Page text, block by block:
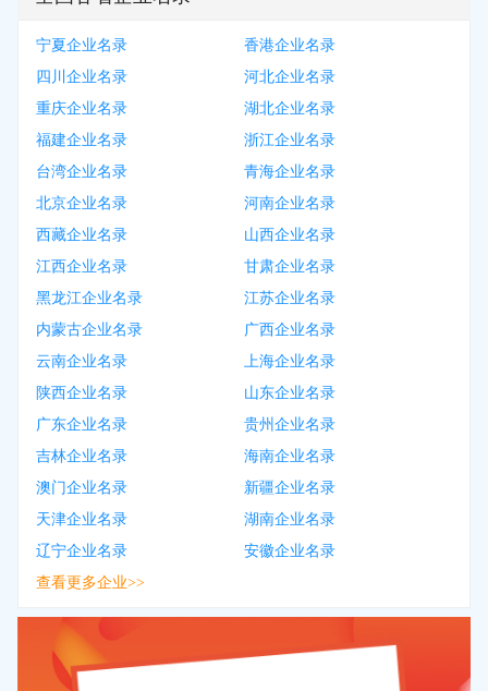
宁夏企业名录
香港企业名录
四川企业名录
河北企业名录
重庆企业名录
湖北企业名录
福建企业名录
浙江企业名录
台湾企业名录
青海企业名录
北京企业名录
河南企业名录
西藏企业名录
山西企业名录
江西企业名录
甘肃企业名录
黑龙江企业名录
江苏企业名录
内蒙古企业名录
广西企业名录
云南企业名录
上海企业名录
陕西企业名录
山东企业名录
广东企业名录
贵州企业名录
吉林企业名录
海南企业名录
澳门企业名录
新疆企业名录
天津企业名录
湖南企业名录
辽宁企业名录
安徽企业名录
查看更多企业>>